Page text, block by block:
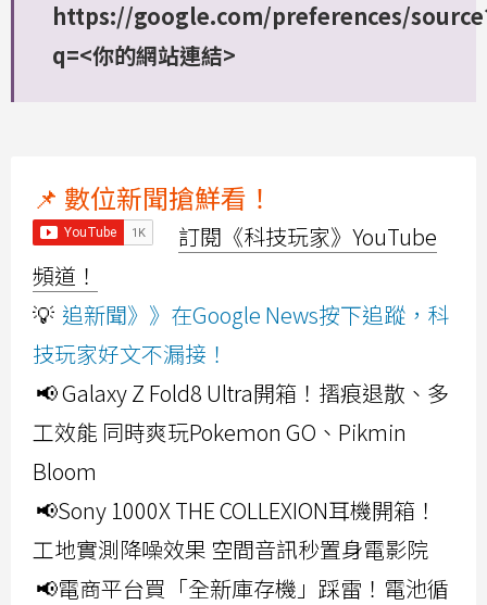
https://google.com/preferences/
q=<你的網站連結>
📌 數位新聞搶鮮看！
訂閱《科技玩家》YouTube
頻道！
💡 追新聞》》在Google News按下追蹤，科
技玩家好文不漏接！
📢 Galaxy Z Fold8 Ultra開箱！摺痕退散、多
工效能 同時爽玩Pokemon GO、Pikmin
Bloom
📢Sony 1000X THE COLLEXION耳機開箱！
工地實測降噪效果 空間音訊秒置身電影院
📢電商平台買「全新庫存機」踩雷！電池循